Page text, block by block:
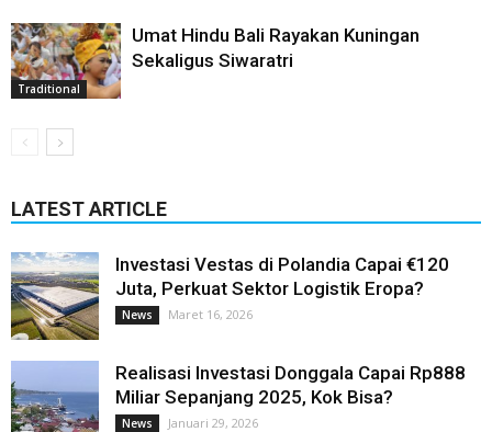
Traditional
Umat Hindu Bali Rayakan Kuningan
Sekaligus Siwaratri
LATEST ARTICLE
Investasi Vestas di Polandia Capai €120
Juta, Perkuat Sektor Logistik Eropa?
News Maret 16, 2026
Realisasi Investasi Donggala Capai Rp888
Miliar Sepanjang 2025, Kok Bisa?
News Januari 29, 2026